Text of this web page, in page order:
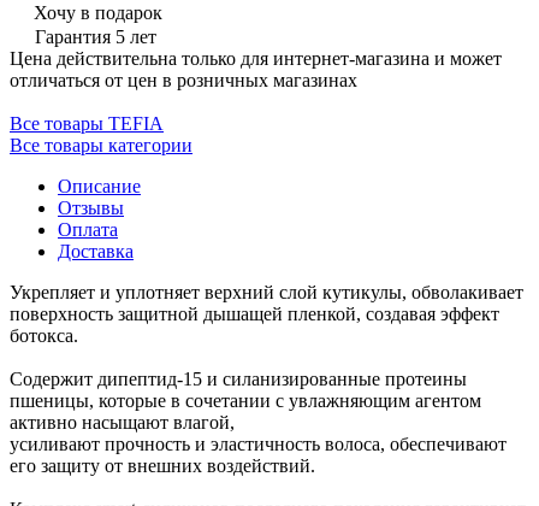
Хочу в подарок
Гарантия 5 лет
Цена действительна только для интернет-магазина и может
отличаться от цен в розничных магазинах
Все товары TEFIA
Все товары категории
Описание
Отзывы
Оплата
Доставка
Укрепляет и уплотняет верхний слой кутикулы, обволакивает
поверхность защитной дышащей пленкой, создавая эффект
ботокса.
Содержит дипептид-15 и силанизированные протеины
пшеницы, которые в сочетании с увлажняющим агентом
активно насыщают влагой,
усиливают прочность и эластичность волоса, обеспечивают
его защиту от внешних воздействий.